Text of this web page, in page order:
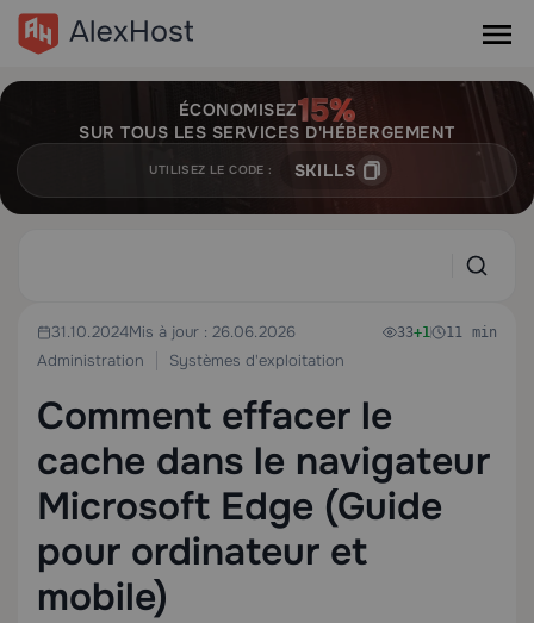
ÉCONOMISEZ
SUR TOUS LES SERVICES D'HÉBERGEMENT
UTILISEZ LE CODE : SKILLS
31.10.2024Mis à jour : 26.06.2026
Administration
Systèmes d'exploitation
33+1 11 min
Comment effacer le
cache dans le navigateur
Microsoft Edge (Guide
pour ordinateur et
mobile)